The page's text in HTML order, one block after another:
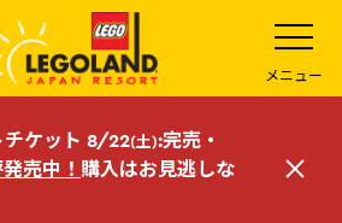
メ
ニ
ュ
ー
を
開
メニュー
チケット 8/22(土):完売・
売中！ 購入はお見逃しな
閉